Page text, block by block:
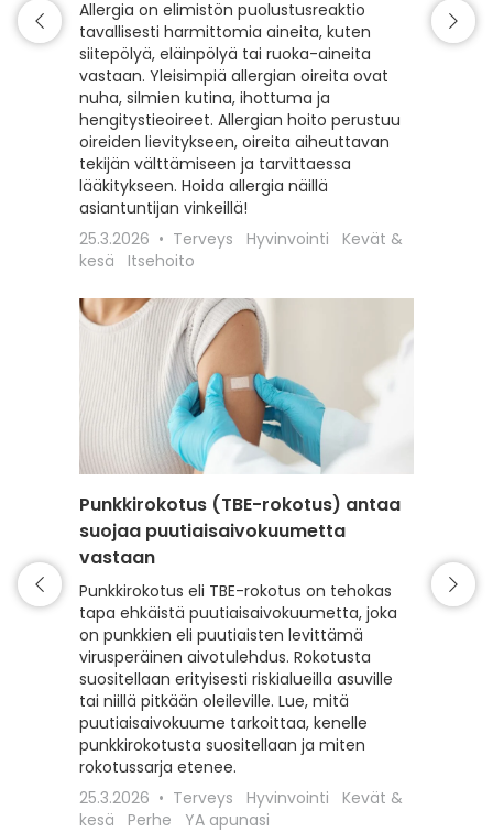
Allergia on elimistön puolustusreaktio
tavallisesti harmittomia aineita, kuten
siitepölyä, eläinpölyä tai ruoka-aineita
vastaan. Yleisimpiä allergian oireita ovat
nuha, silmien kutina, ihottuma ja
hengitystieoireet. Allergian hoito perustuu
oireiden lievitykseen, oireita aiheuttavan
tekijän välttämiseen ja tarvittaessa
lääkitykseen. Hoida allergia näillä
asiantuntijan vinkeillä!
25.3.2026
Terveys Hyvinvointi
Kevät &
kesä
Itsehoito
Tälle
Punkkirokotus (TBE-rokotus) antaa
suojaa puutiaisaivokuumetta
vastaan
Punkkirokotus eli TBE-rokotus on tehokas
tapa ehkäistä puutiaisaivokuumetta, joka
on punkkien eli puutiaisten levittämä
virusperäinen aivotulehdus. Rokotusta
suositellaan erityisesti riskialueilla asuville
tai niillä pitkään oleileville. Lue, mitä
puutiaisaivokuume tarkoittaa, kenelle
punkkirokotusta suositellaan ja miten
rokotussarja etenee.
25.3.2026
Terveys Hyvinvointi
Kevät &
kesä
Perhe YA apunasi